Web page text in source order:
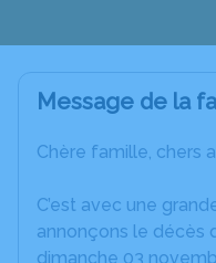
Message de la
Chère famille, chers
C’est avec une
annonçons le décès
dimanche 03